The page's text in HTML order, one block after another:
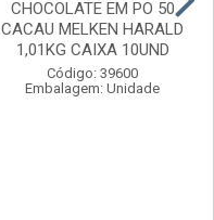
CHOCOLATE EM PO 50
CACAU MELKEN HARALD
1,01KG CAIXA 10UND
Código: 39600
Embalagem: Unidade